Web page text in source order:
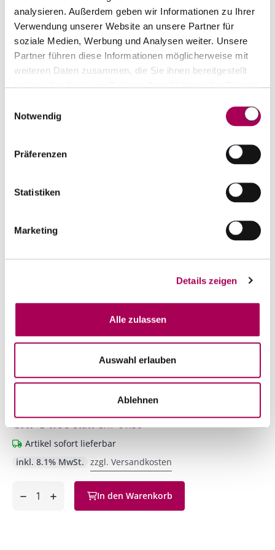
analysieren. Außerdem geben wir Informationen zu Ihrer
Verwendung unserer Website an unsere Partner für
soziale Medien, Werbung und Analysen weiter. Unsere
Partner führen diese Informationen möglicherweise mit
weiteren Daten zusammen, die Sie ihnen bereitgestellt
haben oder die sie im Rahmen Ihrer Nutzung der Dienste
Notwendig
Präferenzen
Statistiken
Marketing
Details zeigen
Alle zulassen
Auswahl erlauben
Ablehnen
Champagne Moet & Chandon brut Imperial
Artikel sofort lieferbar
12% Rabatt
Champagne Moët & Chandon Ice Impérial
CHF 54.00stattCHF 61.50
Artikel sofort lieferbar
inkl. 8.1% MwSt. zzgl. Versandkosten
hinzufügen
In den Warenkorb